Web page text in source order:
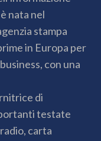
nata nel
stampa
in Europa per
con una
di
testate
carta